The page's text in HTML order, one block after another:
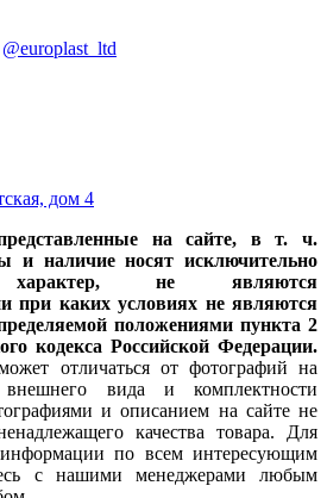
@europlast_ltd
дом 4
на сайте, в т. ч.
и наличие носят исключительно
характер, не являются
при каких условиях не являются
положениями пункта 2
кодекса Российской Федерации.
отличаться от фотографий на
внешнего вида и комплектности
и описанием на сайте не
качества товара. Для
по всем интересующим
с нашими менеджерами любым